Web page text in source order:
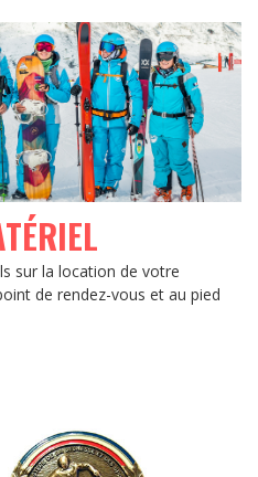
sur la location de votre
de rendez-vous et au pied